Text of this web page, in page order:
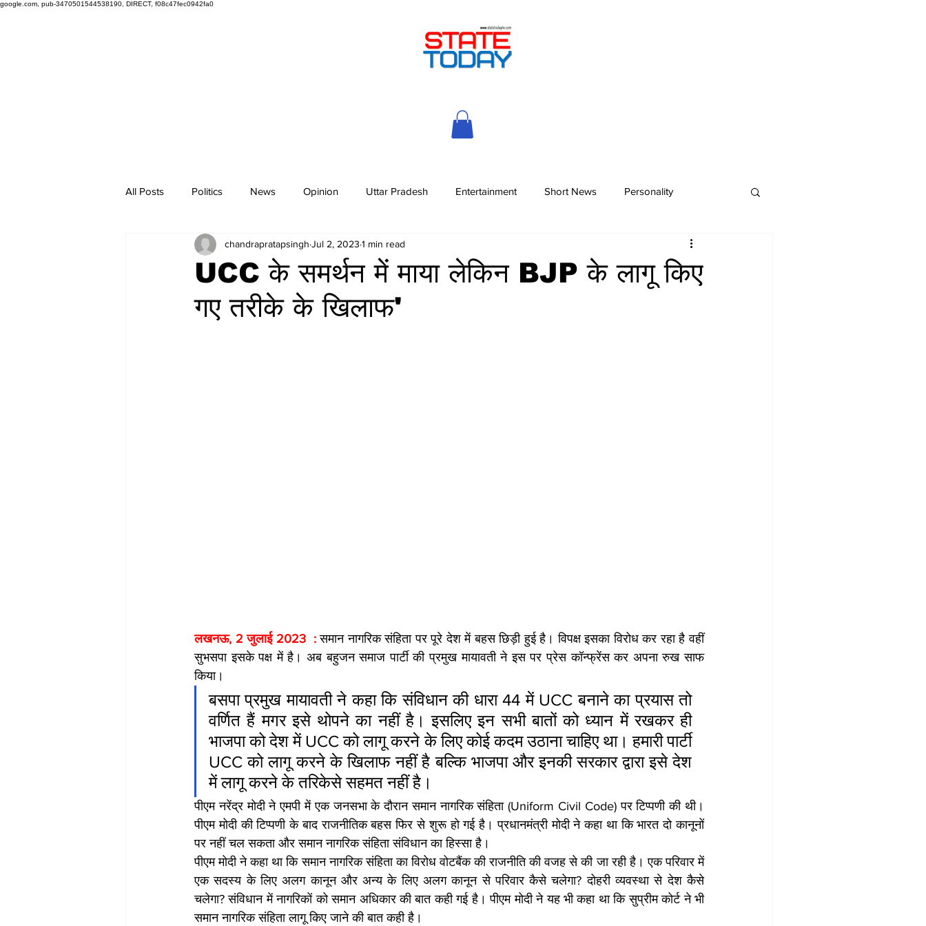
google.com, pub-3470501544538190, DIRECT, f08c47fec0942fa0
All Posts Politics News Opinion Uttar Pradesh Entertainment Short News Personality
UCC के समर्थन में माया लेकिन BJP के लागू किए
गए तरीके के खिलाफ'
chandrapratapsingh Jul 2, 2023 1 min read
लखनऊ, 2 जुलाई 2023  : समान नागरिक संहिता पर पूरे देश में बहस छिड़ी हुई है। विपक्ष इसका विरोध कर रहा है वहीं
सुभसपा इसके पक्ष में है। अब बहुजन समाज पार्टी की प्रमुख मायावती ने इस पर प्रेस कॉन्फ्रेंस कर अपना रुख साफ
किया।
बसपा प्रमुख मायावती ने कहा कि संविधान की धारा 44 में UCC बनाने का प्रयास तो
वर्णित हैं मगर इसे थोपने का नहीं है। इसलिए इन सभी बातों को ध्यान में रखकर ही
भाजपा को देश में UCC को लागू करने के लिए कोई कदम उठाना चाहिए था। हमारी पार्टी
UCC को लागू करने के खिलाफ नहीं है बल्कि भाजपा और इनकी सरकार द्वारा इसे देश
में लागू करने के तरिकेसे सहमत नहीं है।
पीएम नरेंद्र मोदी ने एमपी में एक जनसभा के दौरान समान नागरिक संहिता (Uniform Civil Code) पर टिप्पणी की थी।
पीएम मोदी की टिप्पणी के बाद राजनीतिक बहस फिर से शुरू हो गई है। प्रधानमंत्री मोदी ने कहा था कि भारत दो कानूनों
पर नहीं चल सकता और समान नागरिक संहिता संविधान का हिस्सा है।
पीएम मोदी ने कहा था कि समान नागरिक संहिता का विरोध वोटबैंक की राजनीति की वजह से की जा रही है। एक परिवार में
एक सदस्य के लिए अलग कानून और अन्य के लिए अलग कानून से परिवार कैसे चलेगा? दोहरी व्यवस्था से देश कैसे
चलेगा? संविधान में नागरिकों को समान अधिकार की बात कही गई है। पीएम मोदी ने यह भी कहा था कि सुप्रीम कोर्ट ने भी
समान नागरिक संहिता लागू किए जाने की बात कही है।